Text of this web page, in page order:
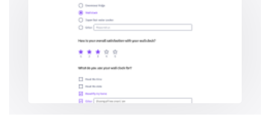
Our policies are transparent and fair
Our management is opened to feedback
We have consistent performance evaluations